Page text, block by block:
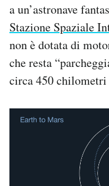
a un’astronave
Stazione Spaziale
non è dotata di
che resta
circa 450 chilometri